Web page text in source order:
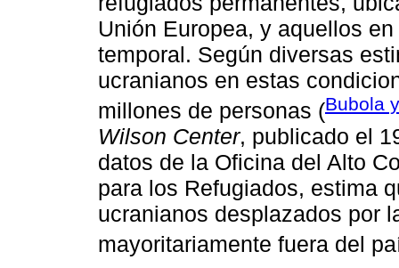
Unión Europea, y aquellos
temporal. Según diversas
ucranianos en estas
millones de personas (Bubola
Wilson Center, publicado el
datos de la Oficina del Alto
para los Refugiados, estima
ucranianos desplazados por
mayoritariamente fuera del